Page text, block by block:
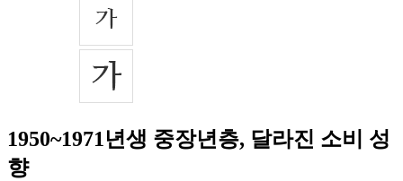
1950~1971년생 중장년층, 달라진 소비 성
향